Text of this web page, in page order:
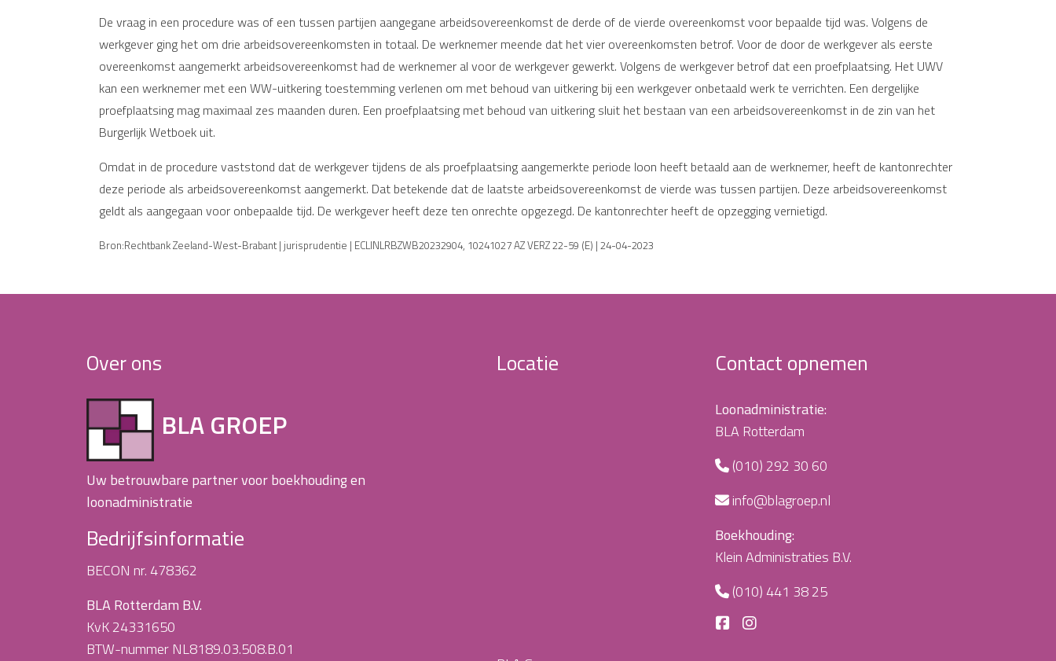
De vraag in een procedure was of een tussen partijen aangegane arbeidsovereenkomst de derde of de vierde overeenkomst voor bepaalde tijd was. Volgens de
werkgever ging het om drie arbeidsovereenkomsten in totaal. De werknemer meende dat het vier overeenkomsten betrof. Voor de door de werkgever als eerste
overeenkomst aangemerkt arbeidsovereenkomst had de werknemer al voor de werkgever gewerkt. Volgens de werkgever betrof dat een proefplaatsing. Het UWV
kan een werknemer met een WW-uitkering toestemming verlenen om met behoud van uitkering bij een werkgever onbetaald werk te verrichten. Een dergelijke
proefplaatsing mag maximaal zes maanden duren. Een proefplaatsing met behoud van uitkering sluit het bestaan van een arbeidsovereenkomst in de zin van het
Burgerlijk Wetboek uit.
Omdat in de procedure vaststond dat de werkgever tijdens de als proefplaatsing aangemerkte periode loon heeft betaald aan de werknemer, heeft de kantonrechter
deze periode als arbeidsovereenkomst aangemerkt. Dat betekende dat de laatste arbeidsovereenkomst de vierde was tussen partijen. Deze arbeidsovereenkomst
geldt als aangegaan voor onbepaalde tijd. De werkgever heeft deze ten onrechte opgezegd. De kantonrechter heeft de opzegging vernietigd.
Bron:Rechtbank Zeeland-West-Brabant | jurisprudentie | ECLINLRBZWB20232904, 10241027 AZ VERZ 22-59 (E) | 24-04-2023
Over ons
BLA GROEP
Uw betrouwbare partner voor boekhouding en
loonadministratie
Bedrijfsinformatie
BECON nr. 478362
BLA Rotterdam B.V.
KvK 24331650
BTW-nummer NL8189.03.508.B.01
Locatie Contact opnemen
Loonadministratie:
BLA Rotterdam
(010) 292 30 60
info@blagroep.nl
Boekhouding:
Klein Administraties B.V.
(010) 441 38 25